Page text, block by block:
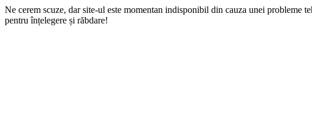
Ne cerem scuze, dar site-ul este momentan indisponibil din cauza unei probleme
pentru înțelegere și răbdare!